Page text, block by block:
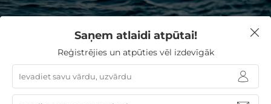
Kur Jūs vēlaties atpūsties?
GribuAtpusties
Saņem atlaidi atpūtai!
Reģistrējies un atpūties vēl izdevīgāk